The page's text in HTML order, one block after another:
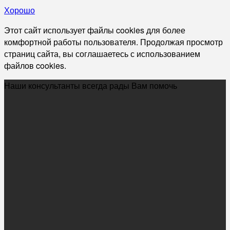
Хорошо
Этот сайт использует файлы cookies для более
комфортной работы пользователя. Продолжая просмотр
страниц сайта, вы соглашаетесь с использованием
файлов cookies.
Наши консультанты всегда рады Вам помочь